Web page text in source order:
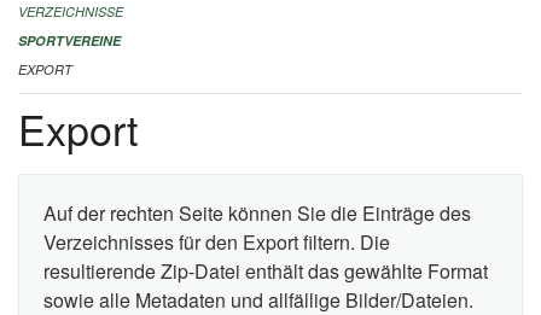
FINANZIELLE UNTERSTÜTZUNG BENÖTIGT?
KONTAKT
VERZEICHNISSE
SPORTVEREINE
EXPORT
Export
Auf der rechten Seite können Sie die Einträge des
Verzeichnisses für den Export filtern. Die
resultierende Zip-Datei enthält das gewählte Format
sowie alle Metadaten und allfällige Bilder/Dateien.